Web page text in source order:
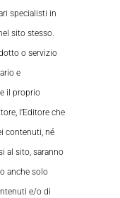
specialisti in
sito stesso.
o servizio
e
il proprio
l’Editore che
contenuti, né
al sito, saranno
anche solo
e/o di